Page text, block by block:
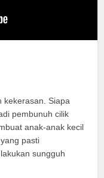
kekerasan. Siapa
pembunuh cilik
anak-anak kecil
pasti
sungguh